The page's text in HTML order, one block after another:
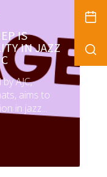
IS
IN JAZZ
AJC,
aims to
in jazz...